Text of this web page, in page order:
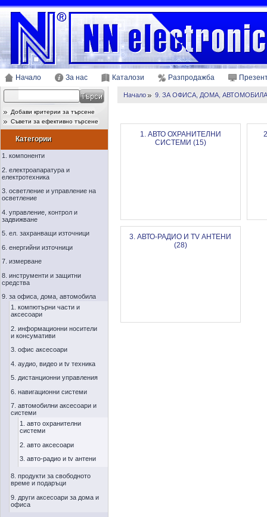
Начало За нас Каталози Разпродажба
Добави критерии за търсене
Съвети за ефективно търсене
Категории
1. компоненти
2. електроапаратура и
електротехника
3. осветление и управление на
осветление
4. управление, контрол и
задвижване
5. ел. захранващи източници
6. енергийни източници
7. измерване
8. инструменти и защитни
средства
9. за офиса, дома, автомобила
1. компютърни части и
аксесоари
2. информационни носители
и консумативи
3. офис аксесоари
4. аудио, видео и tv техника
5. дистанционни управления
6. навигационни системи
7. автомобилни аксесоари и
системи
1. авто охранителни
системи
2. авто аксесоари
3. авто-радио и tv антени
8. продукти за свободното
време и подаръци
9. други аксесоари за дома и
офиса
Начало 9. ЗА ОФИСА, ДОМА, АВТОМОБИЛА
1. АВТО ОХРАНИТЕЛНИ
СИСТЕМИ (15)
3. АВТО-РАДИО И TV АНТЕНИ
(28)